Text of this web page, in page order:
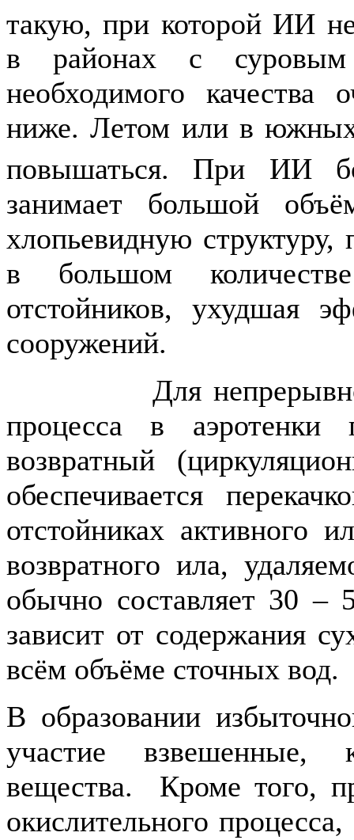
такую, при которой ИИ
в районах с суровым
необходимого качества
ниже. Летом или в южных
повышаться. При ИИ
занимает большой
хлопьевидную структуру,
в большом
отстойников, ухудшая
сооружений.
Для непрерывного
процесса в аэротенки
возвратный
обеспечивается
отстойниках активного
возвратного ила,
обычно составляет 30
зависит от содержания
всём объёме сточных
В образовании
участие взвешенные,
вещества. Кроме того,
окислительного